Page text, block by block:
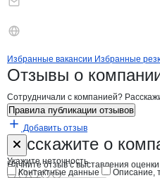
Брендыкомпани
Вакансии в
Избранные вакансии Избранные
Новости o
Отзывы о
Сотрудничали с компанией?
Правила публикации отзывов
Добавить отзыв
Расскажите о
Начните отзыв с выставления оценки
Форма обратной
Укажите неточность
Контактные данные
Описание,